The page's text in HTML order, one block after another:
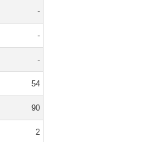
-
-
-
54
90
2